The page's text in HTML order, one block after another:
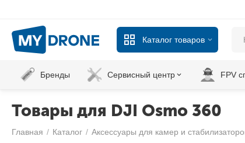
Каталог товаров
Бренды Сервисный центр FPV
Товары для DJI Osmo 360
Главная / Каталог / Аксессуары для камер и